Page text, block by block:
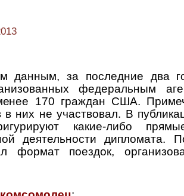
данным, за последние два
федеральным
170 граждан США.
них не участвовал. В
какие-либо прямые
деятельности дипломата.
формат поездок,